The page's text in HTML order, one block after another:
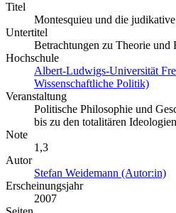
Titel
Montesquieu und die
Untertitel
Betrachtungen zu Theorie und
Hochschule
Albert-Ludwigs-Universität
Wissenschaftliche Politik)
Veranstaltung
Politische Philosophie und
bis zu den totalitären
Note
1,3
Autor
Stefan Weidemann (Autor:in)
Erscheinungsjahr
2007